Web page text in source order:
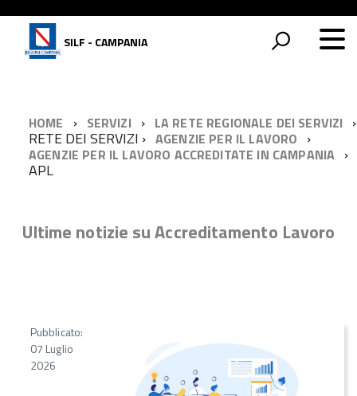
SILF - CAMPANIA
HOME SERVIZI LA RETE REGIONALE DEI SERVIZI
RETE DEI SERVIZI
AGENZIE PER IL LAVORO
AGENZIE PER IL LAVORO ACCREDITATE IN CAMPANIA
APL
Ultime notizie su Accreditamento Lavoro
Pubblicato:
07 Luglio
2026